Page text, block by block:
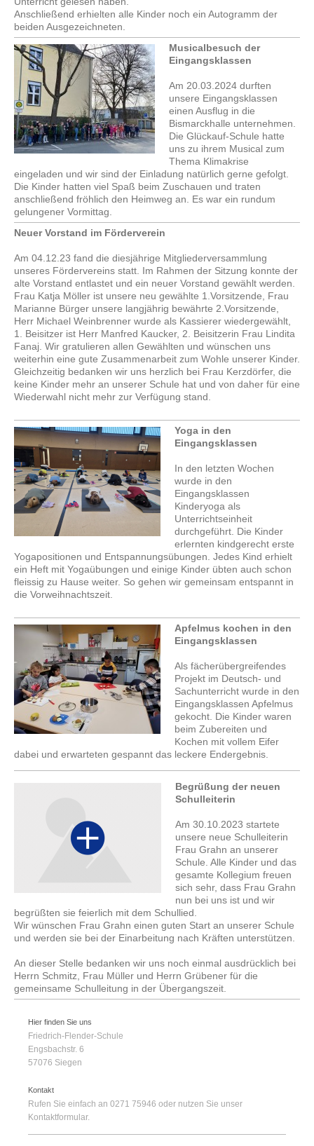
Anschließend erhielten alle Kinder noch ein Autogramm der
beiden Ausgezeichneten.
Musicalbesuch der
Eingangsklassen
Am 20.03.2024 durften
unsere Eingangsklassen
einen Ausflug in die
Bismarckhalle unternehmen.
Die Glückauf-Schule hatte
uns zu ihrem Musical zum
Thema Klimakrise
eingeladen und wir sind der Einladung natürlich gerne gefolgt.
Die Kinder hatten viel Spaß beim Zuschauen und traten
anschließend fröhlich den Heimweg an. Es war ein rundum
gelungener Vormittag.
Neuer Vorstand im Förderverein
Am 04.12.23 fand die diesjährige Mitgliederversammlung
unseres Fördervereins statt. Im Rahmen der Sitzung konnte der
alte Vorstand entlastet und ein neuer Vorstand gewählt werden.
Frau Katja Möller ist unsere neu gewählte 1.Vorsitzende, Frau
Marianne Bürger unsere langjährig bewährte 2.Vorsitzende,
Herr Michael Weinbrenner wurde als Kassierer wiedergewählt,
1. Beisitzer ist Herr Manfred Kaucker, 2. Beisitzerin Frau Lindita
Fanaj. Wir gratulieren allen Gewählten und wünschen uns
weiterhin eine gute Zusammenarbeit zum Wohle unserer Kinder.
Gleichzeitig bedanken wir uns herzlich bei Frau Kerzdörfer, die
keine Kinder mehr an unserer Schule hat und von daher für eine
Wiederwahl nicht mehr zur Verfügung stand.
Yoga in den
Eingangsklassen
In den letzten Wochen
wurde in den
Eingangsklassen
Kinderyoga als
Unterrichtseinheit
durchgeführt. Die Kinder
erlernten kindgerecht erste
Yogapositionen und Entspannungsübungen. Jedes Kind erhielt
ein Heft mit Yogaübungen und einige Kinder übten auch schon
fleissig zu Hause weiter. So gehen wir gemeinsam entspannt in
die Vorweihnachtszeit.
Apfelmus kochen in den
Eingangsklassen
Als fächerübergreifendes
Projekt im Deutsch- und
Sachunterricht wurde in den
Eingangsklassen Apfelmus
gekocht. Die Kinder waren
beim Zubereiten und
Kochen mit vollem Eifer
dabei und erwarteten gespannt das leckere Endergebnis.
Begrüßung der neuen
Schulleiterin
Am 30.10.2023 startete
unsere neue Schulleiterin
Frau Grahn an unserer
Schule. Alle Kinder und das
gesamte Kollegium freuen
sich sehr, dass Frau Grahn
nun bei uns ist und wir
begrüßten sie feierlich mit dem Schullied.
Wir wünschen Frau Grahn einen guten Start an unserer Schule
und werden sie bei der Einarbeitung nach Kräften unterstützen.
An dieser Stelle bedanken wir uns noch einmal ausdrücklich bei
Herrn Schmitz, Frau Müller und Herrn Grübener für die
gemeinsame Schulleitung in der Übergangszeit.
Hier finden Sie uns
Friedrich-Flender-Schule
Engsbachstr. 6
57076 Siegen
Kontakt
Rufen Sie einfach an 0271 75946 oder nutzen Sie unser
Kontaktformular.